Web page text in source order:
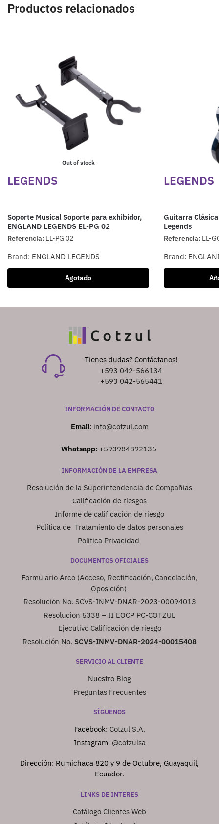
Productos relacionados
Out of stock
LEGENDS
Soporte Musical Soporte para exhibidor,
ENGLAND LEGENDS EL-PG 02
Referencia: EL-PG 02
Brand: ENGLAND LEGENDS
Agotado
LEGENDS
Guitarra
Legends
Referencia: EL-
Brand:
Tienes dudas? Contáctanos!
+593 042-566134
+593 042-565441
INFORMACIÓN DE CONTACTO
Email: info@cotzul.com
Whatsapp: +593984892136
INFORMACIÓN DE LA EMPRESA
Resolución de la Superintendencia de Compañias
Calificación de riesgos
Informe de calificación de riesgo
Política de Tratamiento de datos personales
Politica Privacidad
DOCUMENTOS OFICIALES
Formulario Arco (Acceso, Rectificación, Cancelación,
Oposición)
Resolución No. SCVS-INMV-DNAR-2023-00094013
Resolucion 5338 – II EOCP PC-COTZUL
Ejecutivo Calificación de riesgo
Resolución No. SCVS-INMV-DNAR-2024-00015408
SERVICIO AL CLIENTE
Nuestro Blog
Preguntas Frecuentes
SÍGUENOS
Facebook: Cotzul S.A.
Instagram: @cotzulsa
Dirección: Rumichaca 820 y 9 de Octubre, Guayaquil,
Ecuador.
LINKS DE INTERES
Catálogo Clientes Web